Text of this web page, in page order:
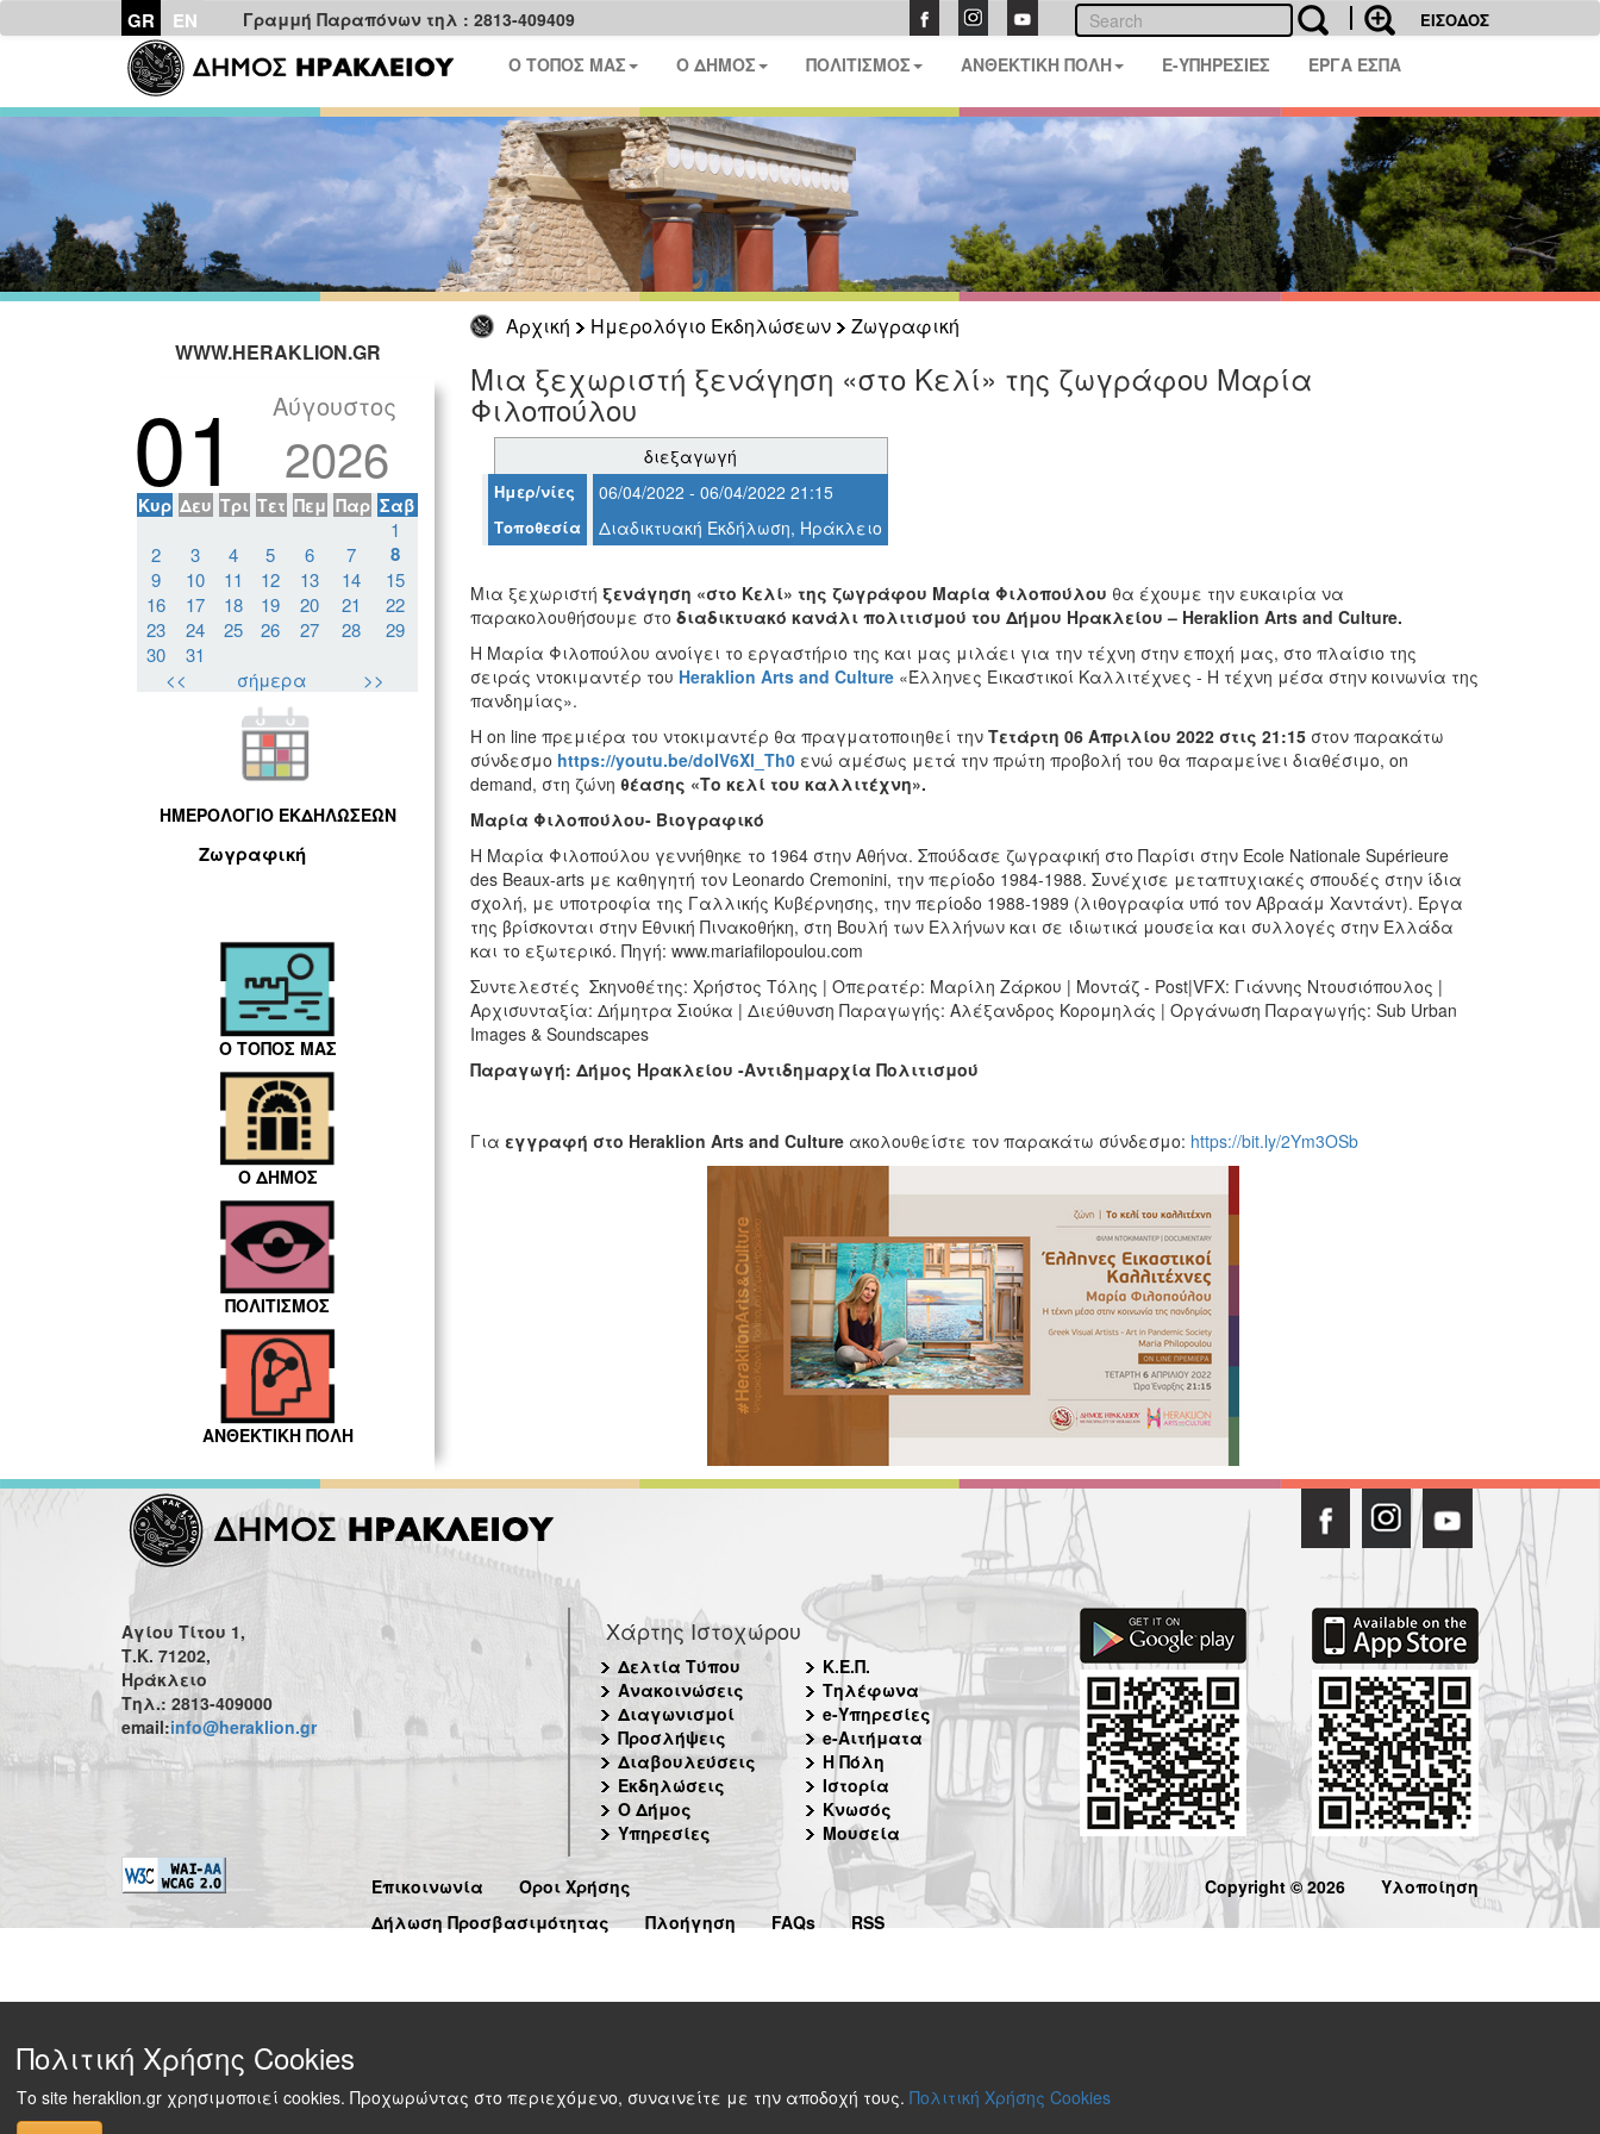
GR EN Γραμμή Παραπόνων τηλ : 2813-409409 ΕΙΣΟΔΟΣ
Ο ΤΟΠΟΣ ΜΑΣ Ο ΔΗΜΟΣ ΠΟΛΙΤΙΣΜΟΣ ΑΝΘΕΚΤΙΚΗ ΠΟΛΗ E-ΥΠΗΡΕΣΙΕΣ ΕΡΓΑ ΕΣΠΑ
Αρχική Ημερολόγιο Εκδηλώσεων
Ζωγραφική
WWW.HERAKLION.GR
01 Αύγουστος
2026
Κυρ Δευ Τρι Τετ Πεμ Παρ Σαβ
1
2
3 4 5 6 7 8
9 10 11 12 13 14
15
16
17 18 19 20 21
22
23
24 25 26 27 28
29
30
31
<<
σήμερα >>
ΗΜΕΡΟΛΟΓΙΟ ΕΚΔΗΛΩΣΕΩΝ
Ζωγραφική
Ο ΤΟΠΟΣ ΜΑΣ
Ο ΔΗΜΟΣ
ΠΟΛΙΤΙΣΜΟΣ
ΑΝΘΕΚΤΙΚΗ ΠΟΛΗ
Μια ξεχωριστή ξενάγηση «στο Κελί» της ζωγράφου Μαρία
Φιλοπούλου
διεξαγωγή
Ημερ/νίες 06/04/2022 - 06/04/2022 21:15
Τοποθεσία Διαδικτυακή Εκδήλωση, Ηράκλειο
Μια ξεχωριστή ξενάγηση «στο Κελί» της ζωγράφου Μαρία Φιλοπούλου θα έχουμε την ευκαιρία να
παρακολουθήσουμε στο διαδικτυακό κανάλι πολιτισμού του Δήμου Ηρακλείου – Heraklion Arts and Culture.
Η Μαρία Φιλοπούλου ανοίγει το εργαστήριο της και μας μιλάει για την τέχνη στην εποχή μας, στο πλαίσιο της
σειράς ντοκιμαντέρ του Heraklion Arts and Culture«Έλληνες Εικαστικοί Καλλιτέχνες - Η τέχνη μέσα στην κοινωνία της
πανδημίας».
Η on line πρεμιέρα του ντοκιμαντέρ θα πραγματοποιηθεί την Τετάρτη 06 Απριλίου 2022 στις 21:15στον παρακάτω
σύνδεσμο https://youtu.be/doIV6Xl_Th0ενώ αμέσως μετά την πρώτη προβολή του θα παραμείνει διαθέσιμο, on
demand, στη ζώνη θέασης «Το κελί του καλλιτέχνη».
Μαρία Φιλοπούλου- Βιογραφικό
Η Μαρία Φιλοπούλου γεννήθηκε το 1964 στην Αθήνα. Σπούδασε ζωγραφική στο Παρίσι στην Ecole Nationale Supérieure
des Beaux-arts με καθηγητή τον Leonardo Cremonini, την περίοδο 1984-1988. Συνέχισε μεταπτυχιακές σπουδές στην ίδια
σχολή, με υποτροφία της Γαλλικής Κυβέρνησης, την περίοδο 1988-1989 (λιθογραφία υπό τον Αβραάμ Χαντάντ). Έργα
της βρίσκονται στην Εθνική Πινακοθήκη, στη Βουλή των Ελλήνων και σε ιδιωτικά μουσεία και συλλογές στην Ελλάδα
και το εξωτερικό. Πηγή: www.mariafilopoulou.com
Συντελεστές Σκηνοθέτης: Χρήστος Τόλης | Οπερατέρ: Μαρίλη Ζάρκου | Μοντάζ - Post|VFX: Γιάννης Ντουσιόπουλος |
Αρχισυνταξία: Δήμητρα Σιούκα | Διεύθυνση Παραγωγής: Αλέξανδρος Κορομηλάς | Οργάνωση Παραγωγής: Sub Urban
Images & Soundscapes
Παραγωγή: Δήμος Ηρακλείου -Αντιδημαρχία Πολιτισμού
Για εγγραφή στο Heraklion Arts and Cultureακολουθείστε τον παρακάτω σύνδεσμο: https://bit.ly/2Ym3OSb
Αγίου Τίτου 1,
Τ.Κ. 71202,
Ηράκλειο
Τηλ.: 2813-409000
email:info@heraklion.gr
Χάρτης Ιστοχώρου
Δελτία Τύπου
Ανακοινώσεις
Διαγωνισμοί
Προσλήψεις
Διαβουλεύσεις
Εκδηλώσεις
Ο Δήμος
Υπηρεσίες
Κ.Ε.Π.
Τηλέφωνα
e-Υπηρεσίες
e-Αιτήματα
Η Πόλη
Ιστορία
Κνωσός
Μουσεία
Επικοινωνία
Όροι Χρήσης
Δήλωση Προσβασιμότητας
Πλοήγηση FAQs RSS
Copyright © 2026 Υλοποίηση
Πολιτική Χρήσης Cookies
Το site heraklion.gr χρησιμοποιεί cookies. Προχωρώντας στο περιεχόμενο, συναινείτε με την αποδοχή τους. Πολιτική Χρήσης Cookies